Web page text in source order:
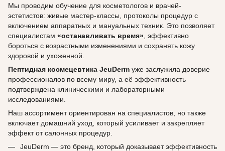
Мы проводим обучение для косметологов и врачей-
эстетистов: живые мастер-классы, протоколы процедур с
включением аппаратных и мануальных техник. Это позволяет
специалистам «останавливать время» , эффективно
бороться с возрастными изменениями и сохранять кожу
здоровой и ухоженной.
Пептидная космецевтика JeuDerm уже заслужила доверие
профессионалов по всему миру, а её эффективность
подтверждена клиническими и лабораторными
исследованиями.
Наш ассортимент ориентирован на специалистов, но также
включает домашний уход, который усиливает и закрепляет
эффект от салонных процедур.
JeuDerm — это бренд, который доказывает эффективность